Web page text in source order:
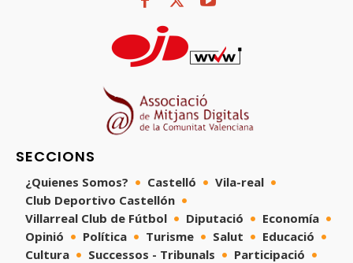
SECCIONS
¿Quienes Somos? Castelló
Vila-real
Club Deportivo Castellón
Villarreal Club de Fútbol
Diputació
Economía
Opinió
Política Turisme Salut
Educació
Cultura
Successos - Tribunals
Participació